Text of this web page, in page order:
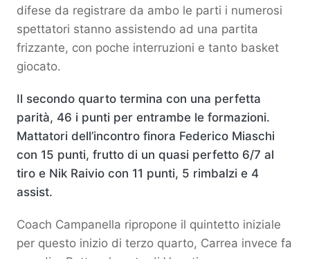
difese da registrare da ambo le parti i numerosi
spettatori stanno assistendo ad una partita
frizzante, con poche interruzioni e tanto basket
giocato.
Il secondo quarto termina con una perfetta
parità, 46 i punti per entrambe le formazioni.
Mattatori dell’incontro finora Federico Miaschi
con 15 punti, frutto di un quasi perfetto 6/7 al
tiro e Nik Raivio con 11 punti, 5 rimbalzi e 4
assist.
Coach Campanella ripropone il quintetto iniziale
per questo inizio di terzo quarto, Carrea invece fa